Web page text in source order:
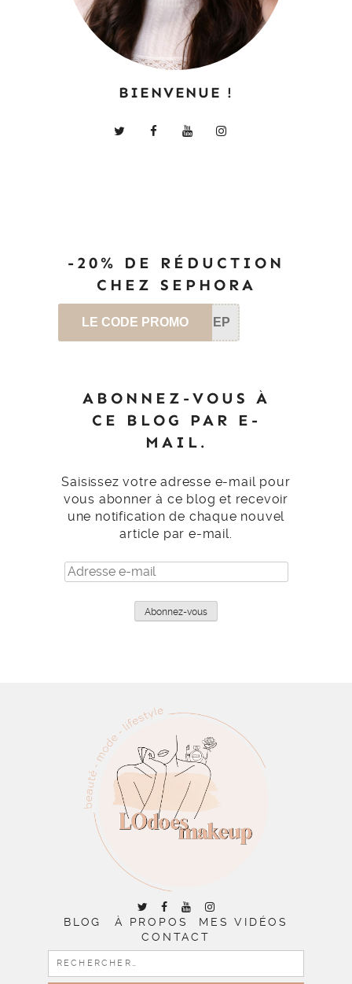
BIENVENUE !
-20% DE RÉDUCTION
CHEZ SEPHORA
LE CODE PROMO SEP
ABONNEZ-VOUS À
CE BLOG PAR E-
MAIL.
Saisissez votre adresse e-mail pour
vous abonner à ce blog et recevoir
une notification de chaque nouvel
article par e-mail.
Adresse
e-
Abonnez-vous
BLOG À PROPOS
MES VIDÉOS
CONTACT
RECHERCHER :